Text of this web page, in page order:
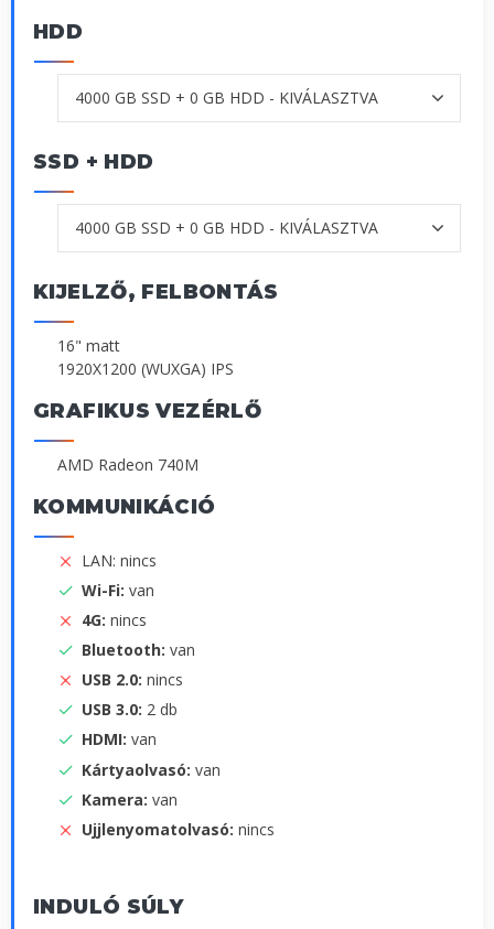
HDD
SSD + HDD
KIJELZŐ, FELBONTÁS
16" matt
1920X1200 (WUXGA) IPS
GRAFIKUS VEZÉRLŐ
AMD Radeon 740M
KOMMUNIKÁCIÓ
LAN: nincs
Wi-Fi: van
4G: nincs
Bluetooth: van
USB 2.0: nincs
USB 3.0: 2 db
HDMI: van
Kártyaolvasó: van
Kamera: van
Ujjlenyomatolvasó: nincs
INDULÓ SÚLY